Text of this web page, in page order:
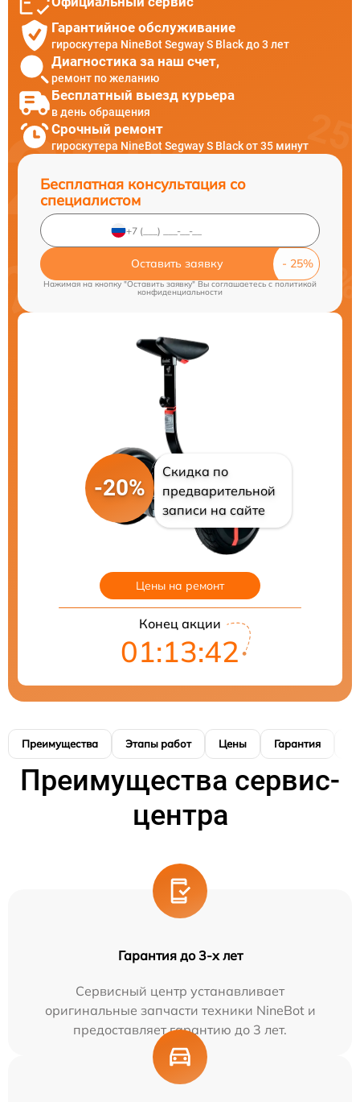
Гарантийное обслуживание
гироскутера NineBot Segway S Black до 3 лет
Диагностика за наш счет,
ремонт по желанию
Бесплатный выезд курьера
в день обращения
Срочный ремонт
гироскутера NineBot Segway S Black от 35 минут
Бесплатная консультация со
специалистом
Оставить заявку
Нажимая на кнопку "Оставить заявку" Вы соглашаетесь c политикой
конфиденциальности
-20%
Скидка по
предварительной
записи на сайте
Цены на ремонт
Конец акции
01:13:41
Преимущества Этапы работ Цены Гарантия
Преимущества сервис-
центра
Гарантия до 3-х лет
Сервисный центр устанавливает
оригинальные запчасти техники NineBot и
предоставляет гарантию до 3 лет.